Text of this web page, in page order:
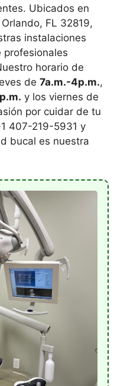
Ubicados en
FL 32819,
instalaciones
profesionales
horario de
de 7a.m.-4p.m.,
y los viernes de
por cuidar de tu
407-219-5931 y
bucal es nuestra